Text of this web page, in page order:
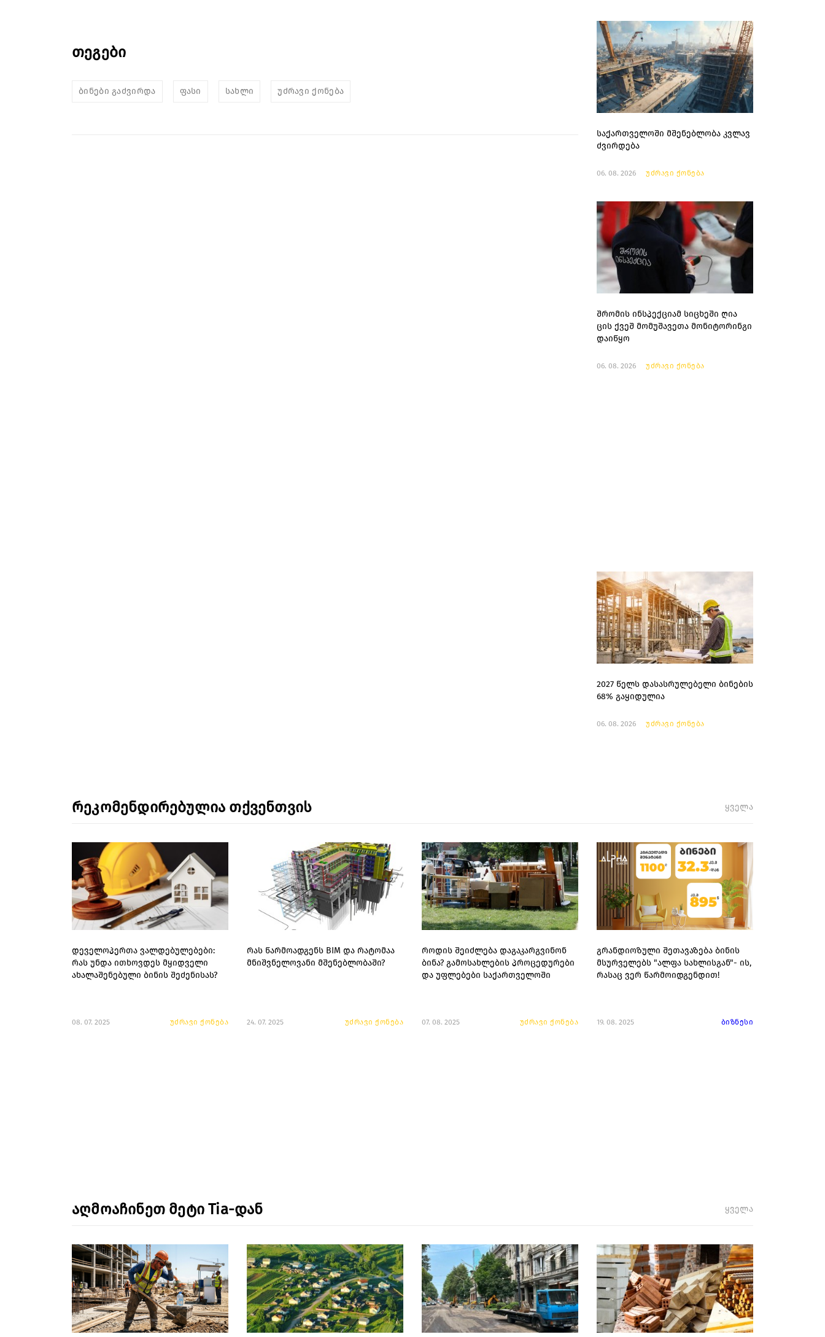
თეგები
ბინები გაძვირდა ფასი სახლი უძრავი ქონება
საქართველოში მშენებლობა კვლავ
ძვირდება
06. 08. 2026 უძრავი ქონება
შრომის ინსპექციამ სიცხეში ღია
ცის ქვეშ მომუშავეთა მონიტორინგი
დაიწყო
06. 08. 2026 უძრავი ქონება
2027 წელს დასასრულებელი ბინების
68% გაყიდულია
06. 08. 2026 უძრავი ქონება
რეკომენდირებულია თქვენთვის ყველა
დეველოპერთა ვალდებულებები:
რას უნდა ითხოვდეს მყიდველი
ახალაშენებული ბინის შეძენისას?
08. 07. 2025 უძრავი ქონება
რას წარმოადგენს BIM და რატომაა
მნიშვნელოვანი მშენებლობაში?
24. 07. 2025 უძრავი ქონება
როდის შეიძლება დაგაკარგვინონ
ბინა? გამოსახლების პროცედურები
და უფლებები საქართველოში
07. 08. 2025 უძრავი ქონება
გრანდიოზული შეთავაზება ბინის
მსურველებს "ალფა სახლისგან"- ის,
რასაც ვერ წარმოიდგენდით!
19. 08. 2025 ბიზნესი
აღმოაჩინეთ მეტი Tia-დან ყველა